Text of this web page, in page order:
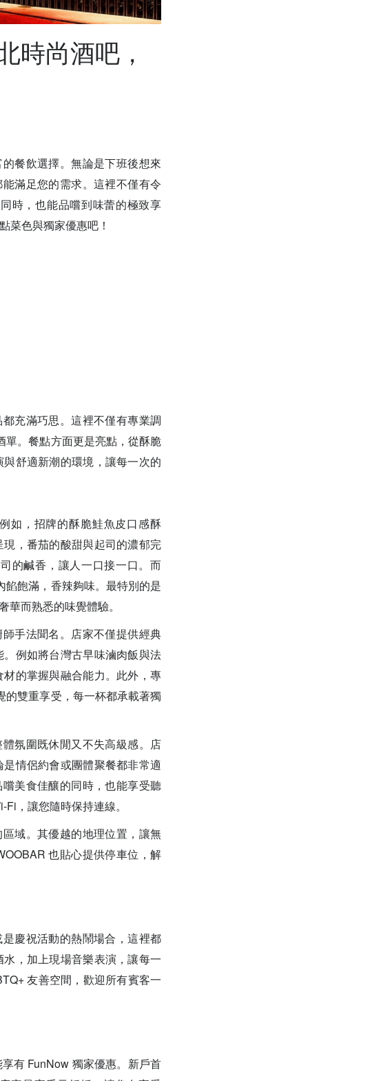
時尚酒吧，
餐飲選擇。無論是下班後想來
滿足您的需求。這裡不僅有令
時，也能品嚐到味蕾的極致享
菜色與獨家優惠吧！
充滿巧思。這裡不僅有專業調
單。餐點方面更是亮點，從酥脆
舒適新潮的環境，讓每一次的
如，招牌的酥脆鮭魚皮口感酥
，番茄的酸甜與起司的濃郁完
的鹹香，讓人一口接一口。而
飽滿，香辣夠味。最特別的是
而熟悉的味覺體驗。
手法聞名。店家不僅提供經典
例如將台灣古早味滷肉飯與法
的掌握與融合能力。此外，專
雙重享受，每一杯都承載著獨
氛圍既休閒又不失高級感。店
情侶約會或團體聚餐都非常適
美食佳釀的同時，也能享受聽
，讓您隨時保持連線。
域。其優越的地理位置，讓無
也貼心提供停車位，解
慶祝活動的熱鬧場合，這裡都
，加上現場音樂表演，讓每一
友善空間，歡迎所有賓客一
有 FunNow 獨家優惠。新戶首